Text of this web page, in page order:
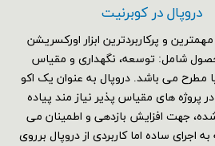
دروپال در کوبرنیت
و پرکاربردترین ابزار اورکسریشن
شامل: توسعه، نگهداری و مقیاس
مطرح می باشد. دروپال به عنوان یک اکو
های مقیاس پذیر نیاز مند پیاده
جهت افزایش بازدهی و اطمینان می
اجرای ساده اما کاربردی از دروپال برروی